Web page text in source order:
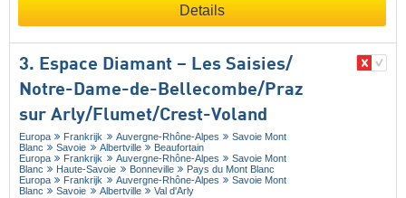
Details
3. Espace Diamant – Les Saisies/​
Notre-Dame-de-Bellecombe/​Praz
sur Arly/​Flumet/​Crest-Voland
Europa Frankrijk Auvergne-Rhône-Alpes
Savoie Mont
Blanc
Savoie Albertville
Beaufortain
Europa
Frankrijk Auvergne-Rhône-Alpes
Savoie Mont
Blanc
Haute-Savoie Bonneville
Pays du Mont Blanc
Europa
Frankrijk Auvergne-Rhône-Alpes
Savoie Mont
Blanc
Savoie Albertville Val d'Arly